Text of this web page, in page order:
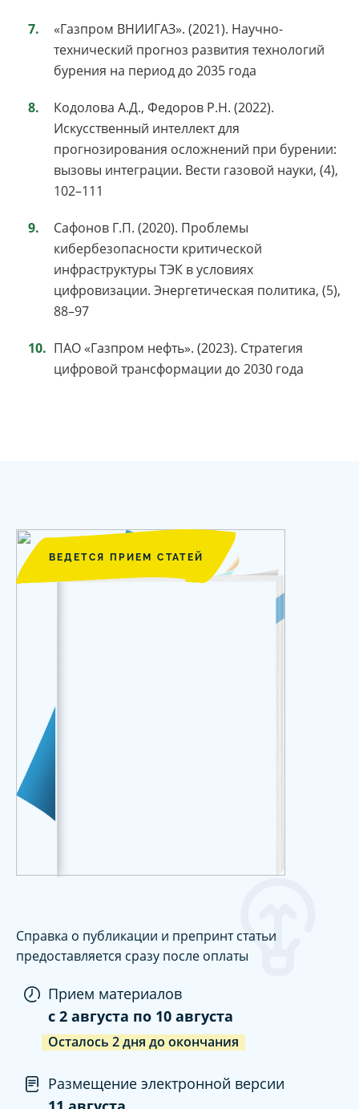
«Газпром ВНИИГАЗ». (2021). Научно-
технический прогноз развития технологий
бурения на период до 2035 года
Кодолова А.Д., Федоров Р.Н. (2022).
Искусственный интеллект для
прогнозирования осложнений при бурении:
вызовы интеграции. Вести газовой науки, (4),
102–111
Сафонов Г.П. (2020). Проблемы
кибербезопасности критической
инфраструктуры ТЭК в условиях
цифровизации. Энергетическая политика, (5),
88–97
ПАО «Газпром нефть». (2023). Стратегия
цифровой трансформации до 2030 года
ВЕДЕТСЯ ПРИЕМ СТАТЕЙ
Справка о публикации и препринт статьи
предоставляется сразу после оплаты
Прием материалов
c 2 августа по 10 августа
Осталось 2дня до окончания
Размещение электронной версии